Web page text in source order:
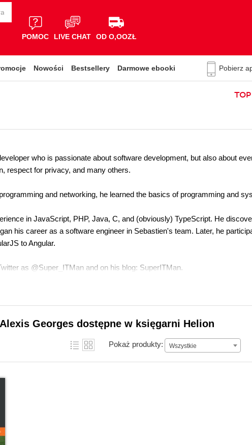
POMOC LIVE CHAT OD O,OOZŁ
Nowości Bestsellery Darmowe ebooki Pobierz
who is passionate about software development, but also about
respect for privacy, and many others.
and networking, he learned the basics of programming and
in JavaScript, PHP, Java, C, and (obviously) TypeScript. He
his career as a software engineer in Sebastien's team. Later, he
to Angular.
as @Super_ITMan and on his blog: SuperITMan.
Georges dostępne w księgarni Helion
Pokaż produkty: Wszystkie